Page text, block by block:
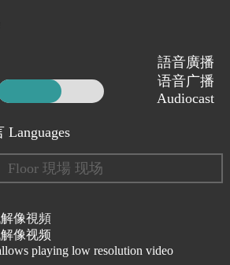
語音廣播
语音广播
Audiocast
Floor 現場 现场
像視頻
像视频
playing low resolution video